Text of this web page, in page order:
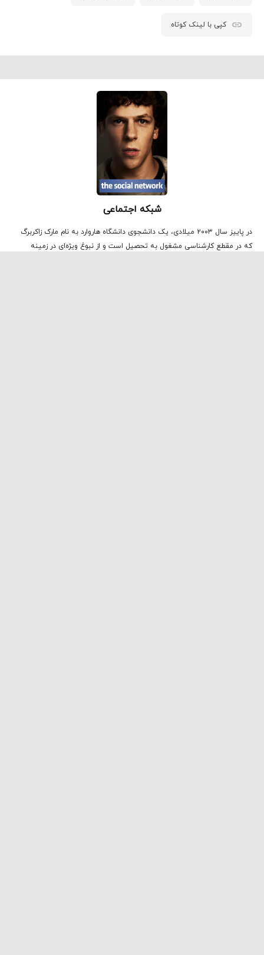
کپی با لینک کوتاه
شبکه اجتماعی
در پاییز سال ۲۰۰۳ میلادی، یک دانشجوی دانشگاه هاروارد به نام مارک زاکربرگ
که در مقطع کارشناسی مشغول به تحصیل است و از نبوغ ویژه‌ای در زمینه